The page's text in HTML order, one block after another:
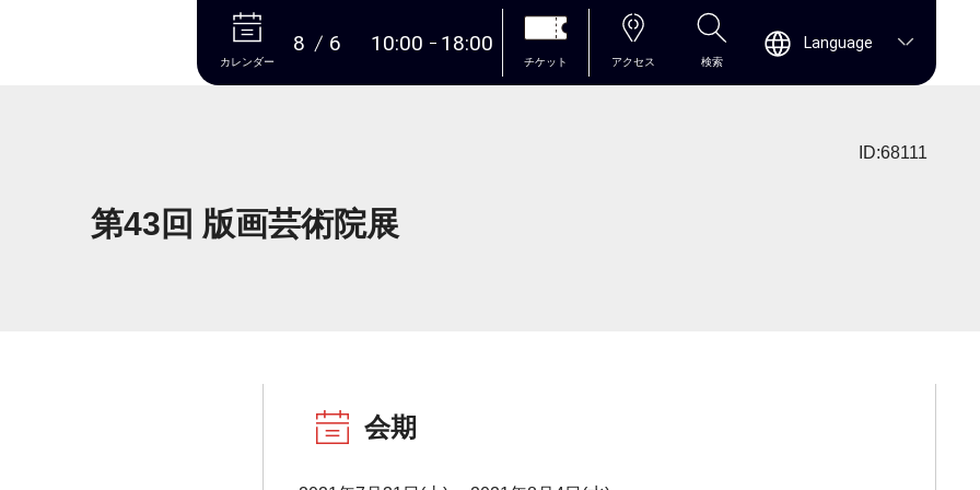
本文へ
カレンダー
8 6 10:00 18:00
チケット アクセス 検索
Language
ID:68111
第43回 版画芸術院展
会期